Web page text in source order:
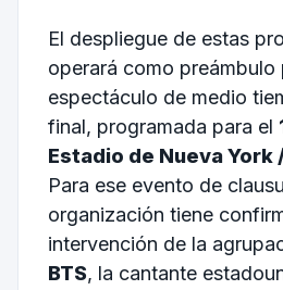
El despliegue de estas
operará como preámbulo
espectáculo de medio
final, programada para el
Estadio de Nueva York
Para ese evento de
organización tiene
intervención de la
BTS, la cantante